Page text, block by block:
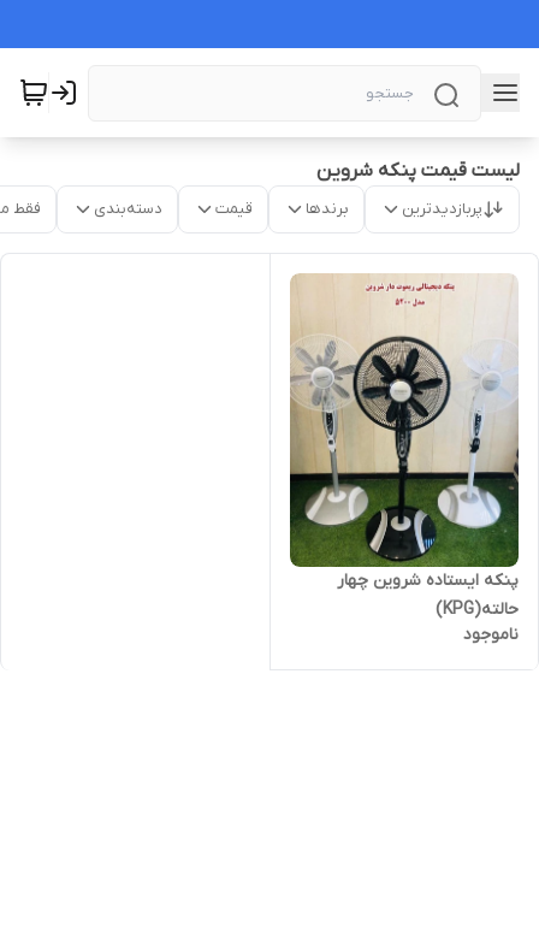
لیست قیمت پنکه شروین
پربازدیدترین برندها قیمت دسته‌بندی فقط
پنکه ایستاده شروین چهار
حالته(KPG)
ناموجود